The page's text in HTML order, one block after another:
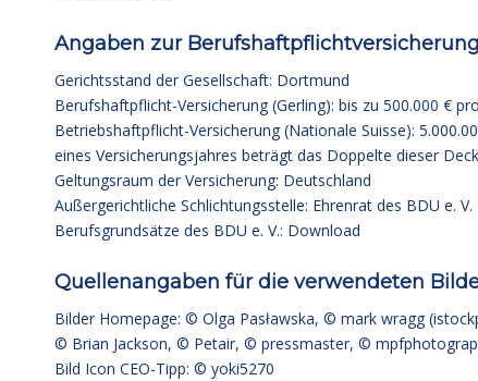
Angaben zur Berufshaftpflichtversicherung
Gerichtsstand der Gesellschaft: Dortmund
Berufshaftpflicht-Versicherung (Gerling): bis zu 500.000 €
Betriebshaftpflicht-Versicherung (Nationale Suisse):
eines Versicherungsjahres beträgt das Doppelte dieser
Geltungsraum der Versicherung: Deutschland
Außergerichtliche Schlichtungsstelle: Ehrenrat des BDU e. V.
Berufsgrundsätze des BDU e. V.: Download
Quellenangaben für die verwendeten
Bilder Homepage: © Olga Pasławska, © mark wragg
© Brian Jackson, © Petair, © pressmaster, ©
Bild Icon CEO-Tipp: © yoki5270